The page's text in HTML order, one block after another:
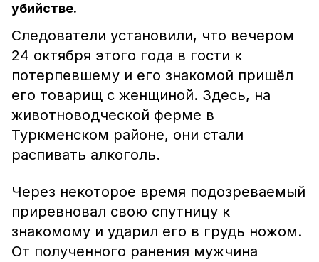
убийстве.
Следователи установили, что вечером
24 октября этого года в гости к
потерпевшему и его знакомой пришёл
его товарищ с женщиной. Здесь, на
животноводческой ферме в
Туркменском районе, они стали
распивать алкоголь.
Через некоторое время подозреваемый
приревновал свою спутницу к
знакомому и ударил его в грудь ножом.
От полученного ранения мужчина